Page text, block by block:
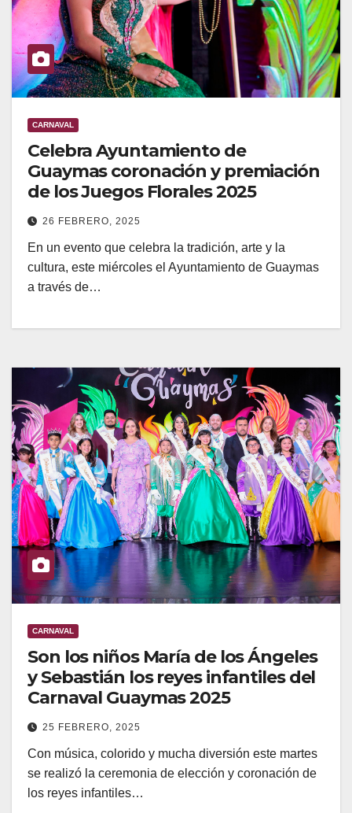
CARNAVAL
Celebra Ayuntamiento de
Guaymas coronación y premiación
de los Juegos Florales 2025
26 FEBRERO, 2025
En un evento que celebra la tradición, arte y la
cultura, este miércoles el Ayuntamiento de Guaymas
a través de…
CARNAVAL
Son los niños María de los Ángeles
y Sebastián los reyes infantiles del
Carnaval Guaymas 2025
25 FEBRERO, 2025
Con música, colorido y mucha diversión este martes
se realizó la ceremonia de elección y coronación de
los reyes infantiles…